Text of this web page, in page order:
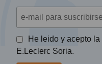
He leido y acepto la
E.Leclerc Soria.